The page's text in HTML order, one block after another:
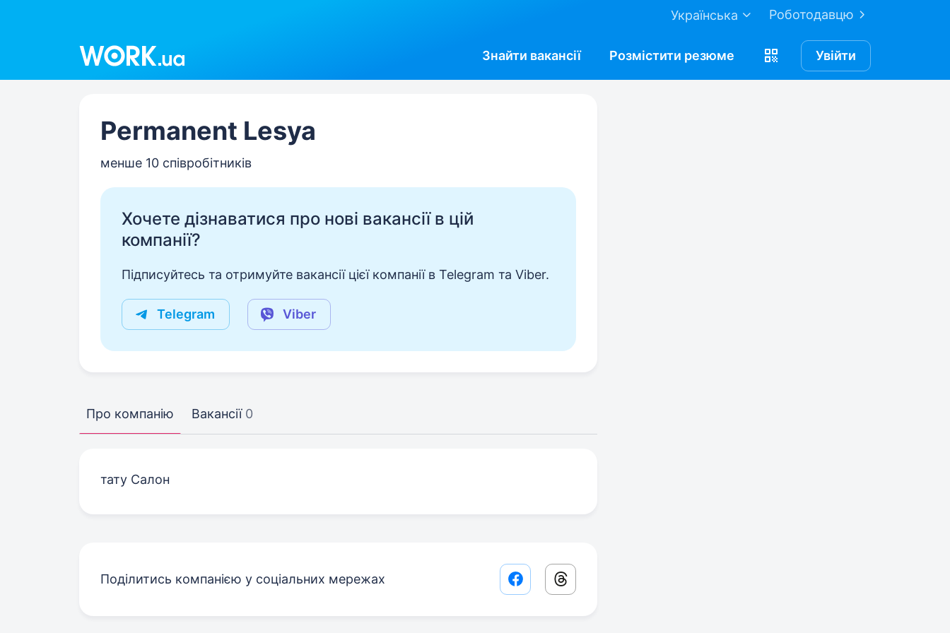
Роботодавцю
Українська
Знайти вакансії Розмістити резюме Увійти
Permanent Lesya
менше 10 співробітників
Хочете дізнаватися про нові вакансії в цій
компанії?
Підписуйтесь та отримуйте вакансії цієї компанії в Telegram та Viber.
Telegram Viber
Про компанію Вакансії 0
тату Салон
Поділитись компанією у соціальних мережах Facebook share link
Threads share link